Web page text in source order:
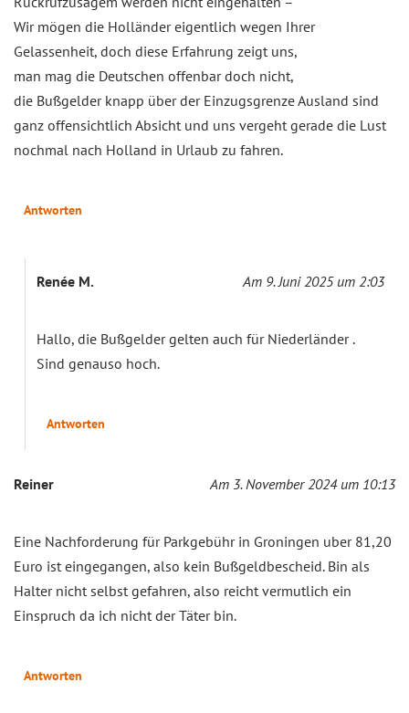
Wir mögen die Holländer eigentlich wegen Ihrer
Gelassenheit, doch diese Erfahrung zeigt uns,
man mag die Deutschen offenbar doch nicht,
die Bußgelder knapp über der Einzugsgrenze Ausland sind
ganz offensichtlich Absicht und uns vergeht gerade die Lust
nochmal nach Holland in Urlaub zu fahren.
Antworten
Renée M. Am 9. Juni 2025 um 2:03
Hallo, die Bußgelder gelten auch für Niederländer .
Sind genauso hoch.
Antworten
Reiner Am 3. November 2024 um 10:13
Eine Nachforderung für Parkgebühr in Groningen uber 81,20
Euro ist eingegangen, also kein Bußgeldbescheid. Bin als
Halter nicht selbst gefahren, also reicht vermutlich ein
Einspruch da ich nicht der Täter bin.
Antworten